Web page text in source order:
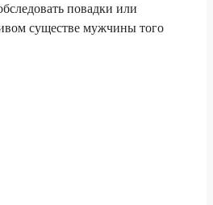
повадки или
существе мужчины того